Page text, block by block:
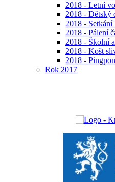
2018 - Letní
2018 - Dětský
2018 - Setkání
2018 - Pálení
2018 - Školní
2018 - Košt
2018 -
Rok 2017